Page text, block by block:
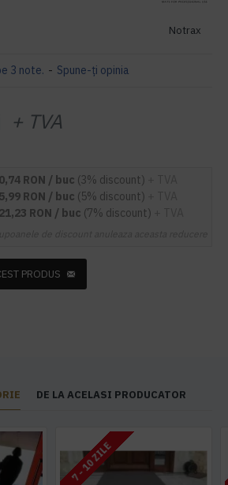
Notrax
3 note. - Spune-ţi opinia
+ TVA
RON / buc (3% discount)
RON / buc (5% discount)
RON / buc (7% discount)
PRODUS
DE LA ACELASI PRODUCATOR
7 - 10 ZILE